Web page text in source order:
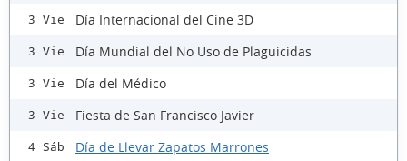
3 Vie Día Internacional del Cine 3D
3 Vie Día Mundial del No Uso de Plaguicidas
3 Vie Día del Médico
3 Vie Fiesta de San Francisco Javier
4 Sáb Día de Llevar Zapatos Marrones